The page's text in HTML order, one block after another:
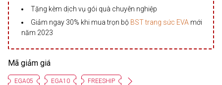
Tặng kèm dịch vụ gói quà chuyên nghiệp
Giảm ngay 30% khi mua trọn bộ BST trang sức EVA mới
năm 2023
Mã giảm giá
EGA05 EGA10 FREESHIP